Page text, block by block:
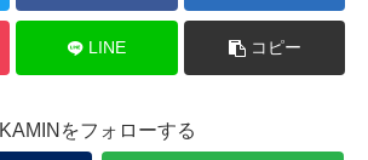
LINE コピー
KAMINをフォローする